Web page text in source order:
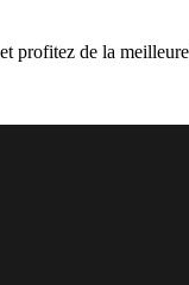
profitez de la